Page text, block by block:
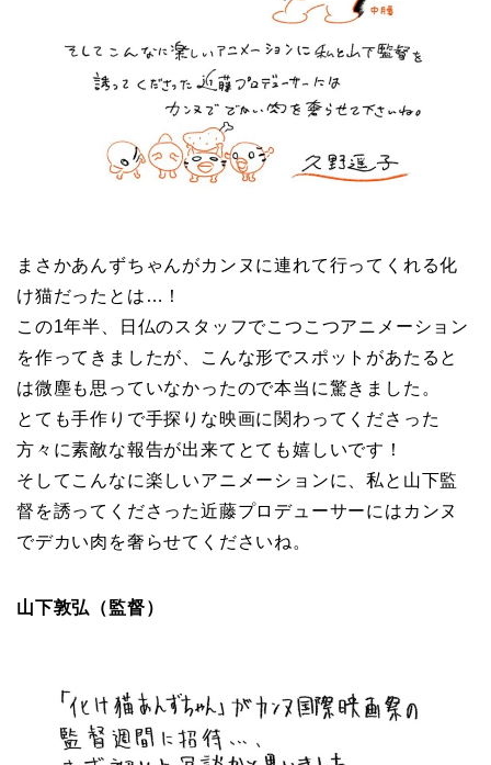
まさかあんずちゃんがカンヌに連れて行ってくれる化
け猫だったとは…！
この1年半、日仏のスタッフでこつこつアニメーション
を作ってきましたが、こんな形でスポットがあたると
は微塵も思っていなかったので本当に驚きました。
とても手作りで手探りな映画に関わってくださった
方々に素敵な報告が出来てとても嬉しいです！
そしてこんなに楽しいアニメーションに、私と山下監
督を誘ってくださった近藤プロデューサーにはカンヌ
でデカい肉を奢らせてくださいね。
山下敦弘（監督）